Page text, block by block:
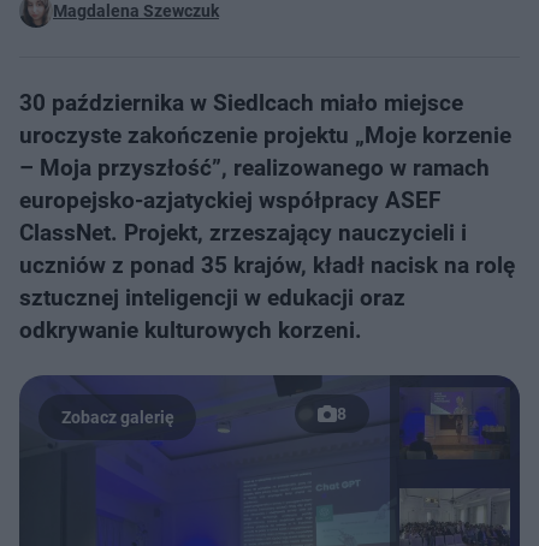
Magdalena Szewczuk
30 października w Siedlcach miało miejsce
uroczyste zakończenie projektu „Moje korzenie
– Moja przyszłość”, realizowanego w ramach
europejsko-azjatyckiej współpracy ASEF
ClassNet. Projekt, zrzeszający nauczycieli i
uczniów z ponad 35 krajów, kładł nacisk na rolę
sztucznej inteligencji w edukacji oraz
odkrywanie kulturowych korzeni.
8